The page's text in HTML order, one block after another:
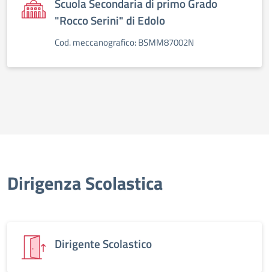
"Rocco Serini" di Edolo
Cod. meccanografico: BSMM87002N
Dirigenza Scolastica
Dirigente Scolastico